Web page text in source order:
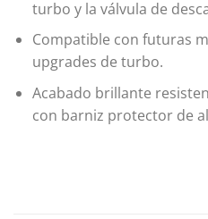
turbo y la válvula de
Compatible con futuras
upgrades de turbo.
Acabado brillante
con barniz protector de